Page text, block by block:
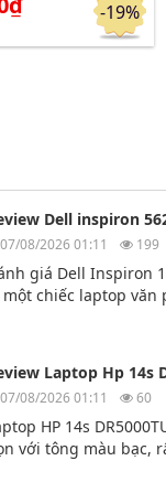
-19%
Dell inspiron
08/2026 01:11 199
giá Dell Inspiron
một chiếc laptop
Laptop Hp 14s
08/2026 01:11 60
HP 14s
với tông màu bạc,